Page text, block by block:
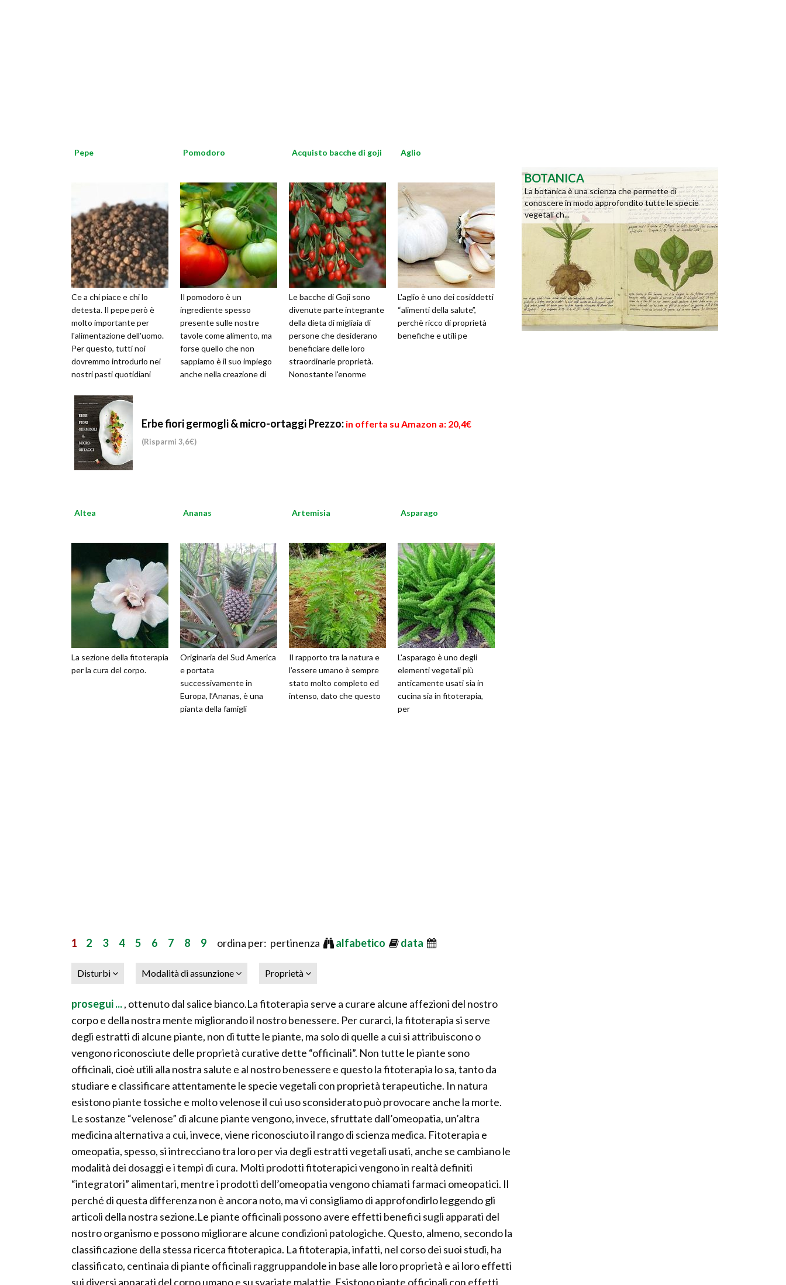
Pepe
Ce a chi piace e chi lo
detesta. Il pepe però è
molto importante per
l'alimentazione dell'uomo.
Per questo, tutti noi
dovremmo introdurlo nei
nostri pasti quotidiani
Pomodoro
Il pomodoro è un
ingrediente spesso
presente sulle nostre
tavole come alimento, ma
forse quello che non
sappiamo è il suo impiego
anche nella creazione di
Acquisto bacche di goji
Le bacche di Goji sono
divenute parte integrante
della dieta di migliaia di
persone che desiderano
beneficiare delle loro
straordinarie proprietà.
Nonostante l'enorme
Aglio
L'aglio è uno dei cosiddetti
“alimenti della salute”,
perchè ricco di proprietà
benefiche e utili pe
Erbe fiori germogli & micro-ortaggiPrezzo: in offerta su Amazon a: 20,4€
(Risparmi 3,6€)
Altea
La sezione della fitoterapia
per la cura del corpo.
Ananas
Originaria del Sud America
e portata
successivamente in
Europa, l’Ananas, è una
pianta della famigli
Artemisia
Il rapporto tra la natura e
l’essere umano è sempre
stato molto completo ed
intenso, dato che questo
Asparago
L'asparago è uno degli
elementi vegetali più
anticamente usati sia in
cucina sia in fitoterapia,
per
1 2 3 4 5 6 7 8 9 ordina per: pertinenza alfabetico data
Disturbi Modalità di assunzione Proprietà
prosegui ..., ottenuto dal salice bianco.La fitoterapia serve a curare alcune affezioni del nostro
corpo e della nostra mente migliorando il nostro benessere. Per curarci, la fitoterapia si serve
degli estratti di alcune piante, non di tutte le piante, ma solo di quelle a cui si attribuiscono o
vengono riconosciute delle proprietà curative dette “officinali”. Non tutte le piante sono
officinali, cioè utili alla nostra salute e al nostro benessere e questo la fitoterapia lo sa, tanto da
studiare e classificare attentamente le specie vegetali con proprietà terapeutiche. In natura
esistono piante tossiche e molto velenose il cui uso sconsiderato può provocare anche la morte.
Le sostanze “velenose” di alcune piante vengono, invece, sfruttate dall’omeopatia, un’altra
medicina alternativa a cui, invece, viene riconosciuto il rango di scienza medica. Fitoterapia e
omeopatia, spesso, si intrecciano tra loro per via degli estratti vegetali usati, anche se cambiano le
modalità dei dosaggi e i tempi di cura. Molti prodotti fitoterapici vengono in realtà definiti
“integratori” alimentari, mentre i prodotti dell’omeopatia vengono chiamati farmaci omeopatici. Il
perché di questa differenza non è ancora noto, ma vi consigliamo di approfondirlo leggendo gli
articoli della nostra sezione.Le piante officinali possono avere effetti benefici sugli apparati del
nostro organismo e possono migliorare alcune condizioni patologiche. Questo, almeno, secondo la
classificazione della stessa ricerca fitoterapica. La fitoterapia, infatti, nel corso dei suoi studi, ha
classificato, centinaia di piante officinali raggruppandole in base alle loro proprietà e ai loro effetti
sui diversi apparati del corpo umano e su svariate malattie. Esistono piante officinali con effetti
BOTANICA
La botanica è una scienza che permette di
conoscere in modo approfondito tutte le specie
vegetali ch...